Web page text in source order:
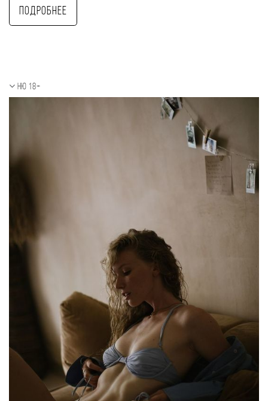
Подробнее
Ню 18+